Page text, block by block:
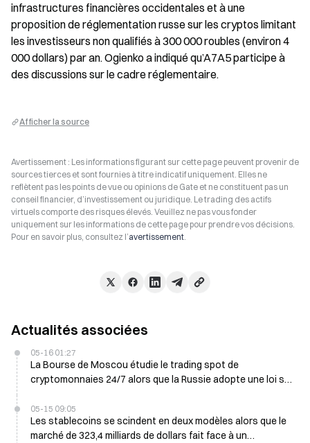
infrastructures financières occidentales et à une
proposition de réglementation russe sur les cryptos limitant
les investisseurs non qualifiés à 300 000 roubles (environ 4
000 dollars) par an. Ogienko a indiqué qu’A7A5 participe à
des discussions sur le cadre réglementaire.
Afficher la source
Avertissement : Les informations figurant sur cette page peuvent provenir de
sources tierces et sont fournies à titre indicatif uniquement. Elles ne
reflètent pas les points de vue ou opinions de Gate et ne constituent pas un
conseil financier, d’investissement ou juridique. Le trading des actifs
virtuels comporte des risques élevés. Veuillez ne pas vous fonder
uniquement sur les informations de cette page pour prendre vos décisions.
Pour en savoir plus, consultez l’avertissement.
Actualités associées
05-16 01:27
La Bourse de Moscou étudie le trading spot de
cryptomonnaies 24/7 alors que la Russie adopte une loi sur
05-15 09:05
Les stablecoins se scindent en deux modèles alors que le
marché de 323,4 milliards de dollars fait face à un